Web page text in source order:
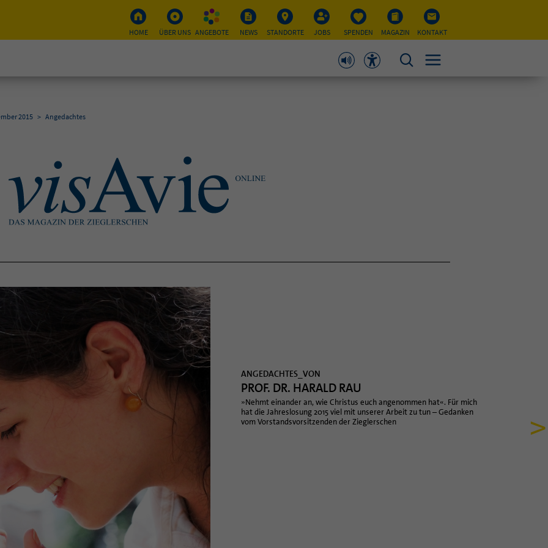
HOME ÜBER UNS ANGEBOTE NEWS STANDORTE JOBS SPENDEN MAGAZIN KONTAKT
2015 > Angedachtes
>
ANGEDACHTES_VON
PROF. DR. HARALD RAU
»Nehmt einander an, wie Christus euch angenommen hat«. Für mich
hat die Jahreslosung 2015 viel mit unserer Arbeit zu tun – Gedanken
vom Vorstands­vor­sit­zenden der Zieglerschen